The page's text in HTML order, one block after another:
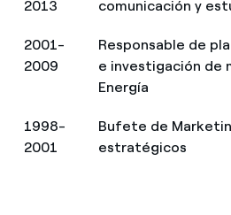
2013
comunicación y
2001-
2009
Responsable de
e investigación de
Energía
1998-
2001
Bufete de
estratégicos